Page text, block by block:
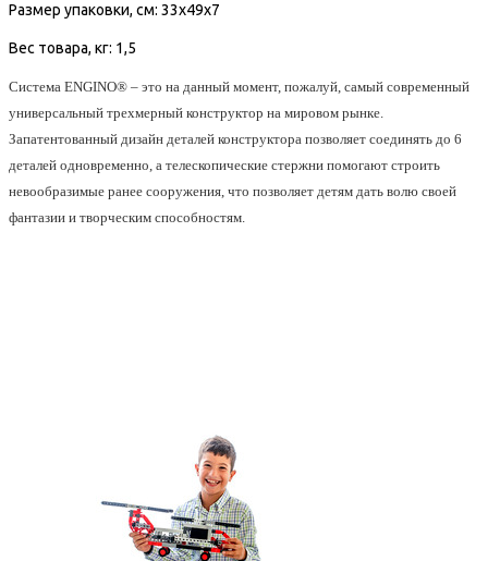
Размер упаковки, см: 33x49x7
Вес товара, кг: 1,5
Система ENGINO® – это на данный момент, пожалуй, самый современный
универсальный трехмерный конструктор на мировом рынке.
Запатентованный дизайн деталей конструктора позволяет соединять до 6
деталей одновременно, а телескопические стержни помогают строить
невообразимые ранее сооружения, что позволяет детям дать волю своей
фантазии и творческим способностям.